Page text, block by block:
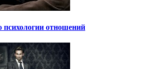
психологии отношений